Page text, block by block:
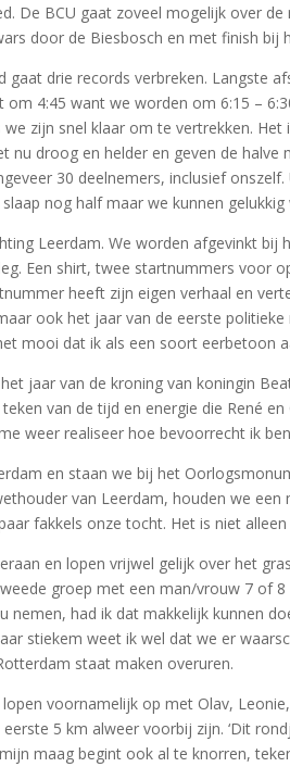
De BCU gaat zoveel mogelijk over
door de Biesbosch en met finish bij
gaat drie records verbreken. Langste
om 4:45 want we worden om 6:15 –
we zijn snel klaar om te vertrekken.
nu droog en helder en geven de
30 deelnemers, inclusief
nog half maar we kunnen gelukkig
Leerdam. We worden afgevinkt
Een shirt, twee startnummers voor
heeft zijn eigen verhaal en
ook het jaar van de eerste
mooi dat ik als een soort eerbetoon
jaar van de kroning van koningin
teken van de tijd en energie die René
weer realiseer hoe bevoorrecht ik
en staan we bij het
van Leerdam, houden we
fakkels onze tocht. Het is niet
en lopen vrijwel gelijk over het
groep met een man/vrouw 7 of
nemen, had ik dat makkelijk kunnen
stiekem weet ik wel dat we er
staat maken overuren.
voornamelijk op met Olav,
5 km alweer voorbij zijn. ‘Dit
maag begint ook al te knorren,